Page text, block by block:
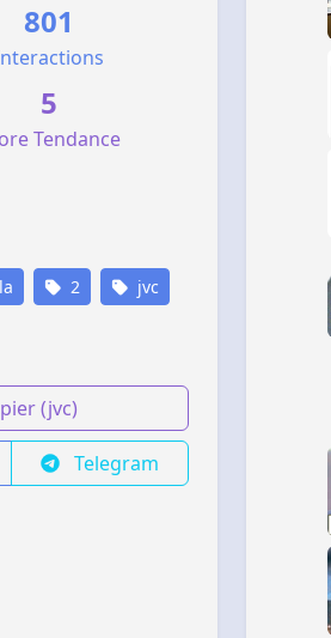
801
5
Tendance
la 2 jvc
(jvc)
Telegram